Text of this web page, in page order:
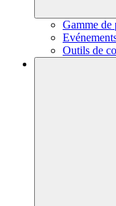
Gamme de
Outils de